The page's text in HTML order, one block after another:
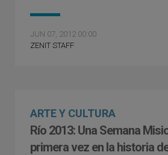
JUN 07, 2012 00:00
ZENIT STAFF
ARTE Y CULTURA
Río 2013: Una Semana
primera vez en la historia